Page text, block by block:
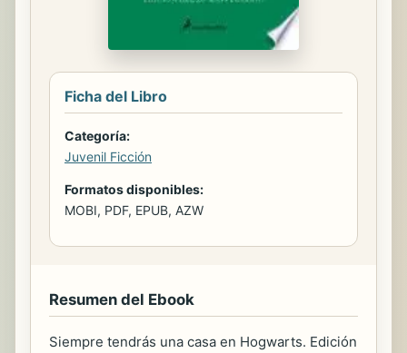
Ficha del Libro
Categoría:
Juvenil Ficción
Formatos disponibles:
MOBI, PDF, EPUB, AZW
Resumen del Ebook
Siempre tendrás una casa en Hogwarts. Edición